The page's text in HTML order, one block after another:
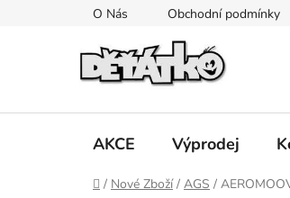
O Nás Obchodní podmínky
AKCE Výprodej
Domů
/ Nové Zboží / AGS /